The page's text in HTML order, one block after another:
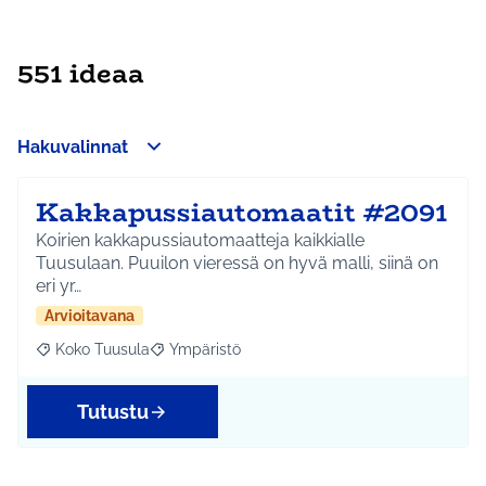
551 ideaa
Hakuvalinnat
Kakkapussiautomaatit #2091
Koirien kakkapussiautomaatteja kaikkialle
Tuusulaan. Puuilon vieressä on hyvä malli, siinä on
eri yr…
Arvioitavana
Rajaa tulokset aihepiirin mukaan: Koko Tuusula
Koko Tuusula Rajaa tulokset teeman mukaan: Ympäristö
Ympäristö
Tutustu